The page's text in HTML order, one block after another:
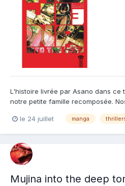
L'histoire livrée par Asano dans ce
notre petite famille recomposée.
"right card". Mais c'est sans
le 24 juillet manga
Mujina into the deep